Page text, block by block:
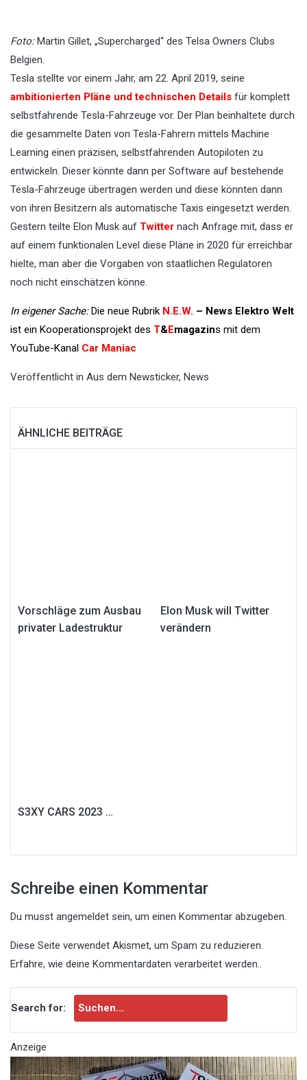
Foto: Martin Gillet, „Supercharged“ des Telsa Owners Clubs
Belgien.
Tesla stellte vor einem Jahr, am 22. April 2019, seine
ambitionierten Pläne und technischen Details für komplett
selbstfahrende Tesla-Fahrzeuge vor. Der Plan beinhaltete durch
die gesammelte Daten von Tesla-Fahrern mittels Machine
Learning einen präzisen, selbstfahrenden Autopiloten zu
entwickeln. Dieser könnte dann per Software auf bestehende
Tesla-Fahrzeuge übertragen werden und diese könnten dann
von ihren Besitzern als automatische Taxis eingesetzt werden.
Gestern teilte Elon Musk auf Twitter nach Anfrage mit, dass er
auf einem funktionalen Level diese Pläne in 2020 für erreichbar
hielte, man aber die Vorgaben von staatlichen Regulatoren
noch nicht einschätzen könne.
In eigener Sache:Die neue Rubrik N.E.W. – News Elektro Welt
ist ein Kooperationsprojekt des T&Emagazins mit dem
YouTube-Kanal Car Maniac
Veröffentlicht in Aus dem Newsticker, News
ÄHNLICHE BEITRÄGE
Vorschläge zum Ausbau
privater Ladestruktur
Elon Musk will Twitter
verändern
S3XY CARS 2023 …
Schreibe einen Kommentar
Du musst angemeldet sein, um einen Kommentar abzugeben.
Diese Seite verwendet Akismet, um Spam zu reduzieren.
Erfahre, wie deine Kommentardaten verarbeitet werden..
Search for:
Anzeige